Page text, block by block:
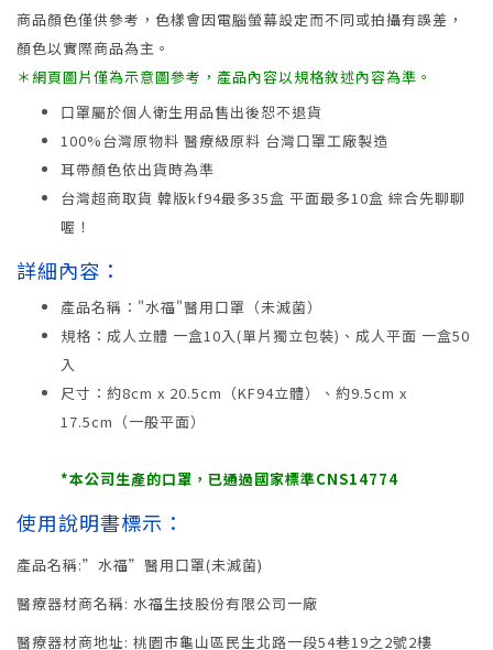
商品顏色僅供參考，色樣會因電腦螢幕設定而不同或拍攝有誤差，
顏色以實際商品為主。
＊網頁圖片僅為示意圖參考，產品內容以規格敘述內容為準。
口罩屬於個人衛生用品售出後恕不退貨
100%台灣原物料 醫療級原料 台灣口罩工廠製造
耳帶顏色依出貨時為準
台灣超商取貨 韓版kf94最多35盒 平面最多10盒 綜合先聊聊
喔！
詳細內容：
產品名稱："水福"醫用口罩（未滅菌）
規格：成人立體 一盒10入(單片獨立包裝)、成人平面 一盒50
入
尺寸：約8cm x 20.5cm（KF94立體）、約9.5cm x
17.5cm（一般平面）
*本公司生產的口罩，已通過國家標準CNS14774
使用說明書標示：
產品名稱:”水福”醫用口罩(未滅菌)
醫療器材商名稱: 水福生技股份有限公司一廠
醫療器材商地址: 桃園市龜山區民生北路一段54巷19之2號2樓